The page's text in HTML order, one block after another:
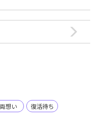
両想い 復活待ち